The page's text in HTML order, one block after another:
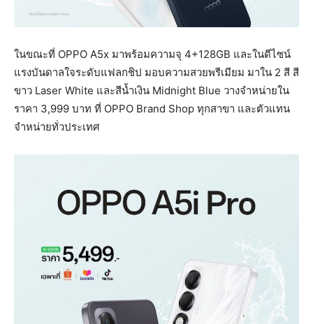
ในขณะที่ OPPO A5x มาพร้อมความจุ 4+128GB และในดีไซน์
แรงบันดาลใจระดับแฟลกชิป มอบความสวยพรีเมียม มาใน 2 สี สี
ขาว Laser White และสีน้ำเงิน Midnight Blue วางจำหน่ายใน
ราคา 3,999 บาท ที่ OPPO Brand Shop ทุกสาขา และตัวแทน
จำหน่ายทั่วประเทศ